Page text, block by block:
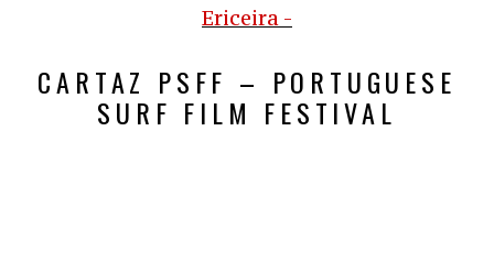
CARTAZ PSFF – PORTUGUESE
SURF FILM FESTIVAL